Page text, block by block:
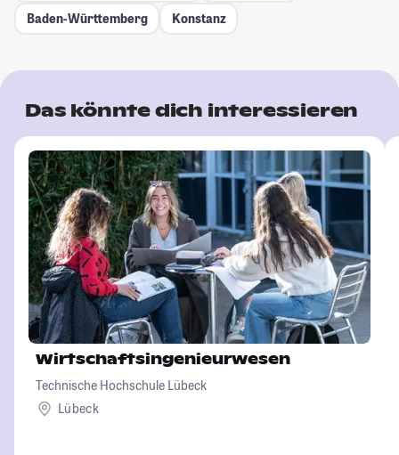
Baden-Württemberg
Konstanz
Das könnte dich interessieren
Wirtschaftsingenieurwesen
Technische Hochschule Lübeck
Lübeck